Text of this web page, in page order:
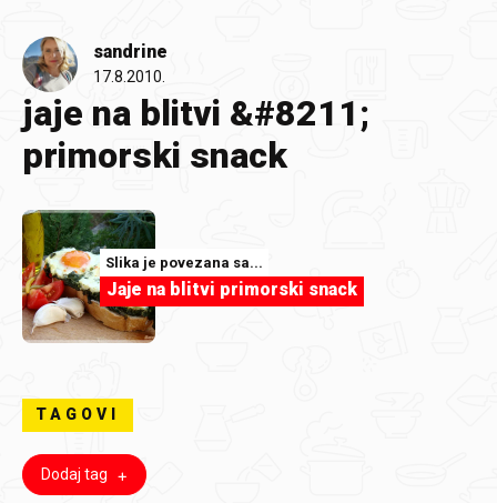
sandrine
17.8.2010.
jaje na blitvi &#8211;
primorski snack
Slika je povezana sa...
Jaje na blitvi primorski snack
TAGOVI
Dodaj tag